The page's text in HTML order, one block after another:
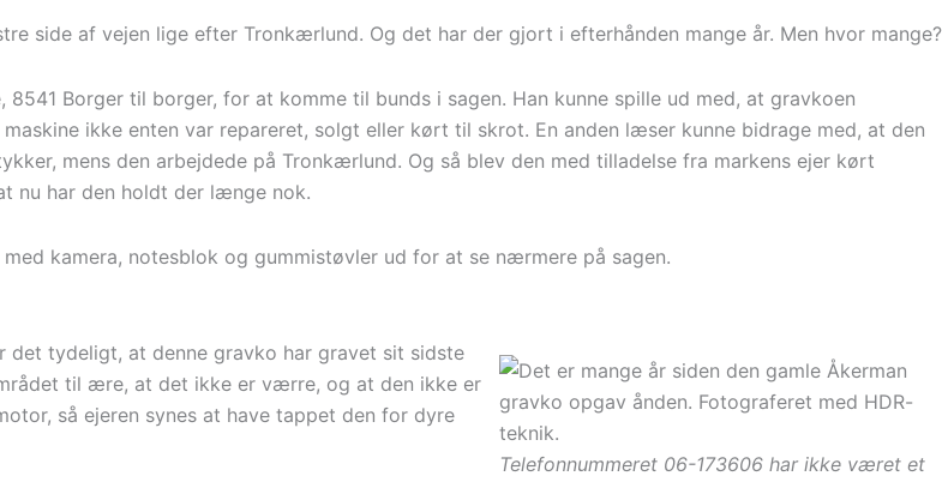
side af vejen lige efter Tronkærlund. Og det har der gjort i efterhånden mange år. Men hvor mange?
Borger til borger, for at komme til bunds i sagen. Han kunne spille ud med, at gravkoen
ikke enten var repareret, solgt eller kørt til skrot. En anden læser kunne bidrage med, at den
mens den arbejdede på Tronkærlund. Og så blev den med tilladelse fra markens ejer kørt
nu har den holdt der længe nok.
kamera, notesblok og gummistøvler ud for at se nærmere på sagen.
tydeligt, at denne gravko har gravet sit sidste
til ære, at det ikke er værre, og at den ikke er
så ejeren synes at have tappet den for dyre
Telefonnummeret 06-173606 har ikke været et